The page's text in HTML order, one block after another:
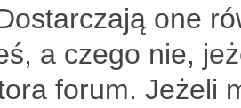
one
a czego nie,
forum. Jeżeli